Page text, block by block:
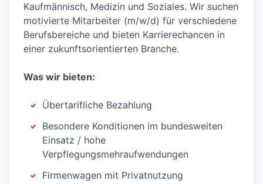
Kaufmännisch, Medizin und Soziales. Wir suchen
motivierte Mitarbeiter (m/w/d) für verschiedene
Berufsbereiche und bieten Karrierechancen in
einer zukunftsorientierten Branche.
Was wir bieten:
Übertarifliche Bezahlung
Besondere Konditionen im bundesweiten
Einsatz / hohe
Verpflegungsmehraufwendungen
Firmenwagen mit Privatnutzung